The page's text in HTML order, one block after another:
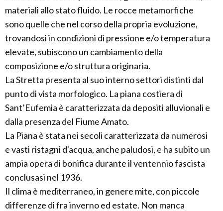
materiali allo stato fluido. Le rocce metamorfiche
sono quelle che nel corso della propria evoluzione,
trovandosi in condizioni di pressione e/o temperatura
elevate, subiscono un cambiamento della
composizione e/o struttura originaria.
La Stretta presenta al suo interno settori distinti dal
punto di vista morfologico. La piana costiera di
Sant’Eufemia è caratterizzata da depositi alluvionali e
dalla presenza del Fiume Amato.
La Piana è stata nei secoli caratterizzata da numerosi
e vasti ristagni d'acqua, anche paludosi, e ha subito un
ampia opera di bonifica durante il ventennio fascista
conclusasi nel 1936.
Il clima è mediterraneo, in genere mite, con piccole
differenze di fra inverno ed estate. Non manca